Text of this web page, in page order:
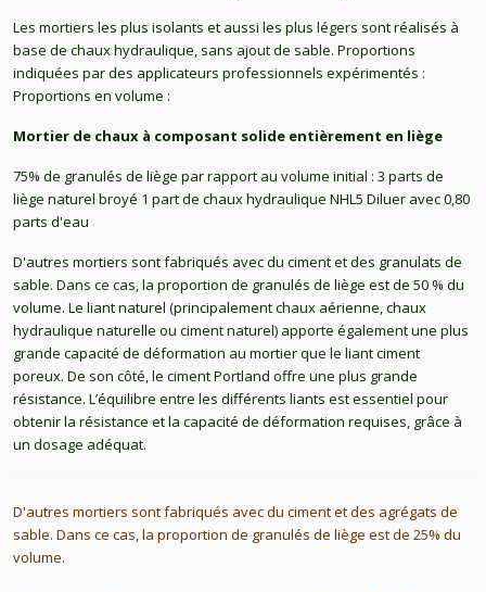
Les mortiers les plus isolants et aussi les plus légers sont réalisés à
base de chaux hydraulique, sans ajout de sable. Proportions
indiquées par des applicateurs professionnels expérimentés :
Proportions en volume :
Mortier de chaux à composant solide entièrement en liège
75% de granulés de liège par rapport au volume initial : 3 parts de
liège naturel broyé 1 part de chaux hydraulique NHL5 Diluer avec 0,80
parts d'eau
D'autres mortiers sont fabriqués avec du ciment et des granulats de
sable. Dans ce cas, la proportion de granulés de liège est de 50 % du
volume. Le liant naturel (principalement chaux aérienne, chaux
hydraulique naturelle ou ciment naturel) apporte également une plus
grande capacité de déformation au mortier que le liant ciment
poreux. De son côté, le ciment Portland offre une plus grande
résistance. L’équilibre entre les différents liants est essentiel pour
obtenir la résistance et la capacité de déformation requises, grâce à
un dosage adéquat.
D'autres mortiers sont fabriqués avec du ciment et des agrégats de
sable. Dans ce cas, la proportion de granulés de liège est de 25% du
volume.